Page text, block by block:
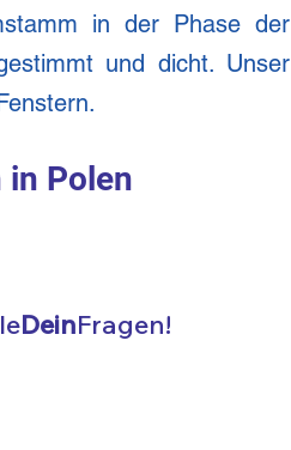
in der Phase der
und dicht. Unser
in Polen
DeinFragen!